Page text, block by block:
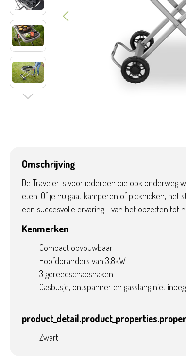
Omschrijving
De Traveler is voor iedereen die ook onderweg
eten. Of je nu gaat kamperen of picknicken, het
een succesvolle ervaring - van het opzetten tot
Kenmerken
Compact opvouwbaar
Hoofdbranders van 3,8kW
3 gereedschapshaken
Gasbusje, ontspanner en gasslang niet
Zwart